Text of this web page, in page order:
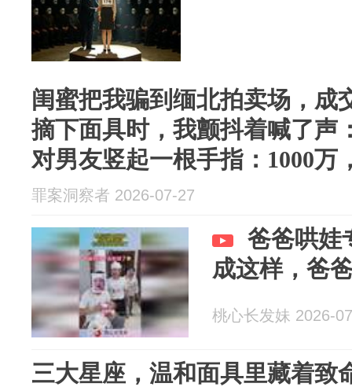
闺蜜把我骗到缅北拍卖场，成
摘下面具时，我颤抖着喊了声
对男友竖起一根手指：1000万
罪案洞察者 2026-07-27
爸爸哄娃
成这样，爸
桃心长发妹 2026-
三大星座，温和面具里藏着致